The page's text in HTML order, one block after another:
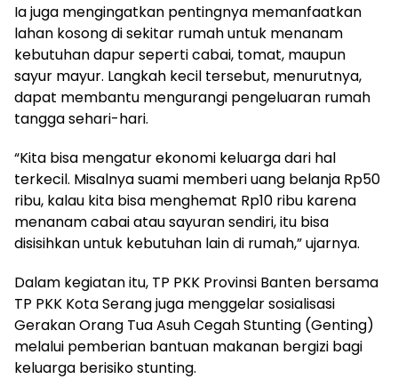
Ia juga mengingatkan pentingnya memanfaatkan
lahan kosong di sekitar rumah untuk menanam
kebutuhan dapur seperti cabai, tomat, maupun
sayur mayur. Langkah kecil tersebut, menurutnya,
dapat membantu mengurangi pengeluaran rumah
tangga sehari-hari.
“Kita bisa mengatur ekonomi keluarga dari hal
terkecil. Misalnya suami memberi uang belanja Rp50
ribu, kalau kita bisa menghemat Rp10 ribu karena
menanam cabai atau sayuran sendiri, itu bisa
disisihkan untuk kebutuhan lain di rumah,” ujarnya.
Dalam kegiatan itu, TP PKK Provinsi Banten bersama
TP PKK Kota Serang juga menggelar sosialisasi
Gerakan Orang Tua Asuh Cegah Stunting (Genting)
melalui pemberian bantuan makanan bergizi bagi
keluarga berisiko stunting.